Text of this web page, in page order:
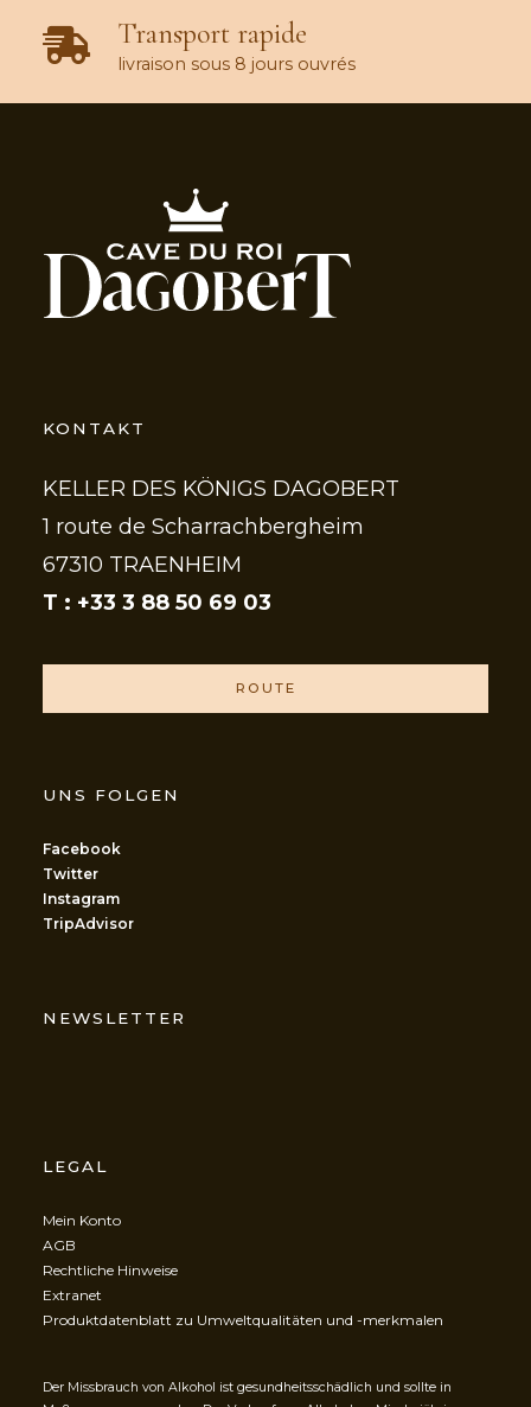
Transport rapide
livraison sous 8 jours ouvrés
KONTAKT
KELLER DES KÖNIGS DAGOBERT
1 route de Scharrachbergheim
67310 TRAENHEIM
T : +33 3 88 50 69 03
ROUTE
UNS FOLGEN
Facebook
Twitter
Instagram
TripAdvisor
NEWSLETTER
LEGAL
Mein Konto
AGB
Rechtliche Hinweise
Extranet
Produktdatenblatt zu Umweltqualitäten und -merkmalen
Der Missbrauch von Alkohol ist gesundheitsschädlich und sollte in